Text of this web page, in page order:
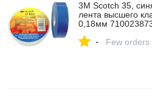
3М Scotch 35,
лента высшего
0,18мм
- Few orders